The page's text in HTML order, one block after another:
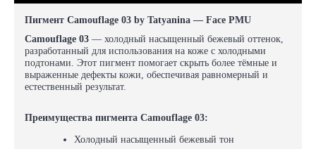
Пигмент Camouflage 03 by Tatyanina — Face PMU
Camouflage 03 — холодный насыщенный бежевый оттенок,
разработанный для использования на коже с холодными
подтонами. Этот пигмент помогает скрыть более тёмные и
выраженные дефекты кожи, обеспечивая равномерный и
естественный результат.
Преимущества пигмента Camouflage 03:
Холодный насыщенный бежевый тон